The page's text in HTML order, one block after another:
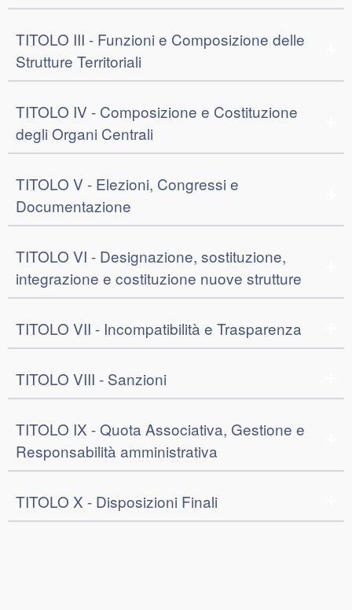
TITOLO III - Funzioni e Composizione delle
Strutture Territoriali
TITOLO IV - Composizione e Costituzione
degli Organi Centrali
TITOLO V - Elezioni, Congressi e
Documentazione
TITOLO VI - Designazione, sostituzione,
integrazione e costituzione nuove strutture
TITOLO VII - Incompatibilità e Trasparenza
TITOLO VIII - Sanzioni
TITOLO IX - Quota Associativa, Gestione e
Responsabilità amministrativa
TITOLO X - Disposizioni Finali